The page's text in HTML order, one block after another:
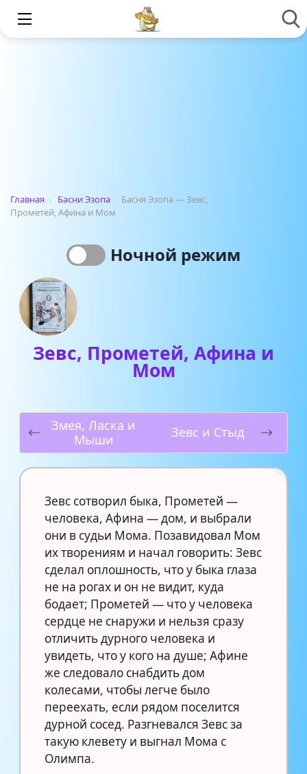
Главная › Басни Эзопа › Басня Эзопа — Зевс,
Прометей, Афина и Мом
Ночной режим
Зевс, Прометей, Афина и
Мом
Змея, Ласка и
Мыши
Зевс и Стыд
Зевс сотворил быка, Прометей —
человека, Афина — дом, и выбрали
они в судьи Мома. Позавидовал Мом
их творениям и начал говорить: Зевс
сделал оплошность, что у быка глаза
не на рогах и он не видит, куда
бодает; Прометей — что у человека
сердце не снаружи и нельзя сразу
отличить дурного человека и
увидеть, что у кого на душе; Афине
же следовало снабдить дом
колесами, чтобы легче было
переехать, если рядом поселится
дурной сосед. Разгневался Зевс за
такую клевету и выгнал Мома с
Олимпа.